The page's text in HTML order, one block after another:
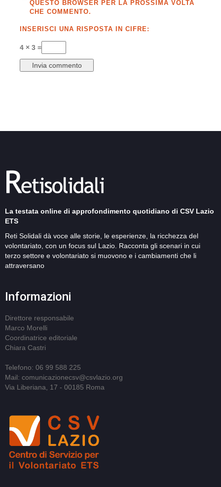
QUESTO BROWSER PER LA PROSSIMA VOLTA
CHE COMMENTO.
INSERISCI UNA RISPOSTA IN CIFRE:
4 × 3 =
La testata online di approfondimento quotidiano di CSV Lazio
ETS
Reti Solidali dà voce alle storie, le esperienze, la ricchezza del
volontariato, con un focus sul Lazio. Racconta gli scenari in cui
terzo settore e volontariato si muovono e i cambiamenti che li
attraversano
Informazioni
Direttore responsabile
Marco Morelli
Coordinatrice editoriale
Chiara Castri
Telefono: 06 99 588 225
Mail: comunicazionecsv@csvlazio.org
Via Liberiana, 17 - 00185 Roma